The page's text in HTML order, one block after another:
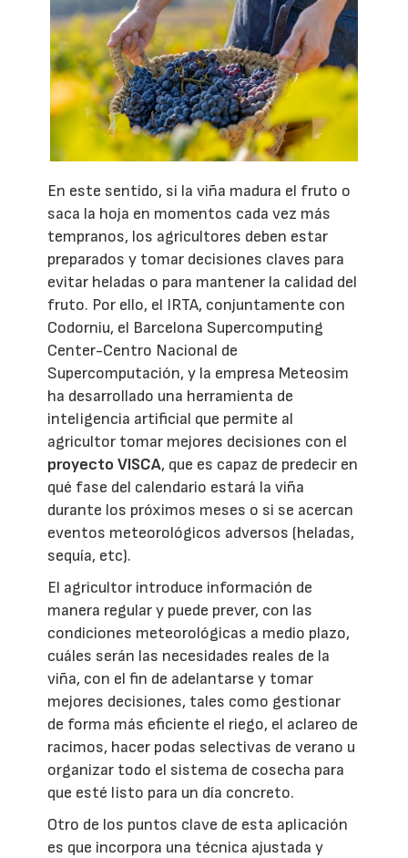
En este sentido, si la viña madura el fruto o
saca la hoja en momentos cada vez más
tempranos, los agricultores deben estar
preparados y tomar decisiones claves para
evitar heladas o para mantener la calidad del
fruto. Por ello, el IRTA, conjuntamente con
Codorniu, el Barcelona Supercomputing
Center-Centro Nacional de
Supercomputación, y la empresa Meteosim
ha desarrollado una herramienta de
inteligencia artificial que permite al
agricultor tomar mejores decisiones con el
proyecto VISCA, que es capaz de predecir en
qué fase del calendario estará la viña
durante los próximos meses o si se acercan
eventos meteorológicos adversos (heladas,
sequía, etc).
El agricultor introduce información de
manera regular y puede prever, con las
condiciones meteorológicas a medio plazo,
cuáles serán las necesidades reales de la
viña, con el fin de adelantarse y tomar
mejores decisiones, tales como gestionar
de forma más eficiente el riego, el aclareo de
racimos, hacer podas selectivas de verano u
organizar todo el sistema de cosecha para
que esté listo para un día concreto.
Otro de los puntos clave de esta aplicación
es que incorpora una técnica ajustada y